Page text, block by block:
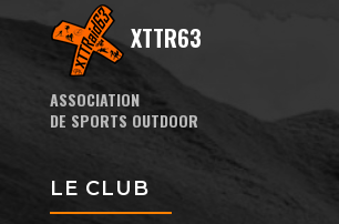
XTTR63
ASSOCIATION
DE SPORTS OUTDOOR
LE CLUB